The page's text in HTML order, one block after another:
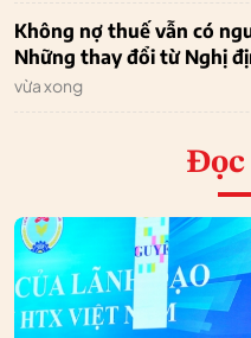
Không nợ thuế vẫn có
Những thay đổi từ Nghị
vừa xong